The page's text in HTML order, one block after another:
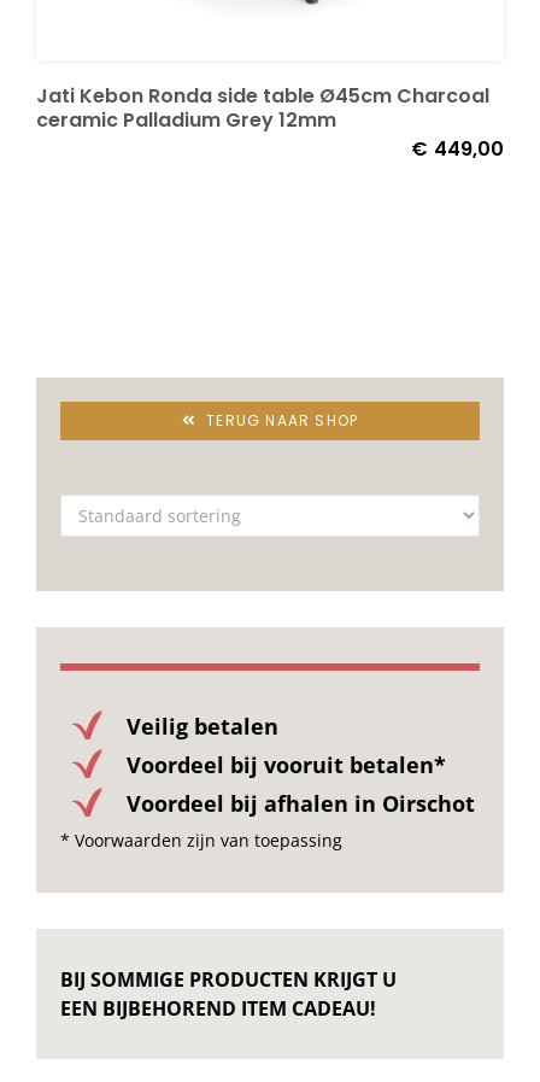
Jati Kebon Ronda side table Ø45cm Charcoal
ceramic Palladium Grey 12mm
€ 449,00
TERUG NAAR SHOP
Veilig betalen
Voordeel bij vooruit betalen*
Voordeel bij afhalen in Oirschot
* Voorwaarden zijn van toepassing
BIJ SOMMIGE PRODUCTEN KRIJGT U
EEN BIJBEHOREND ITEM CADEAU!